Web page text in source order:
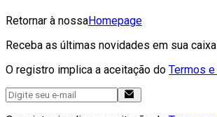
Retornar à nossaHomepage
Receba as últimas novidades em sua
O registro implica a aceitação do Termos